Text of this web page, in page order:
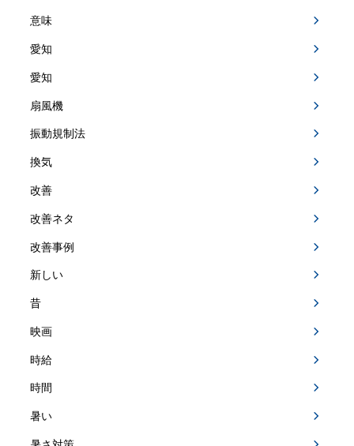
意味
愛知
愛知
扇風機
振動規制法
換気
改善
改善ネタ
改善事例
新しい
昔
映画
時給
時間
暑い